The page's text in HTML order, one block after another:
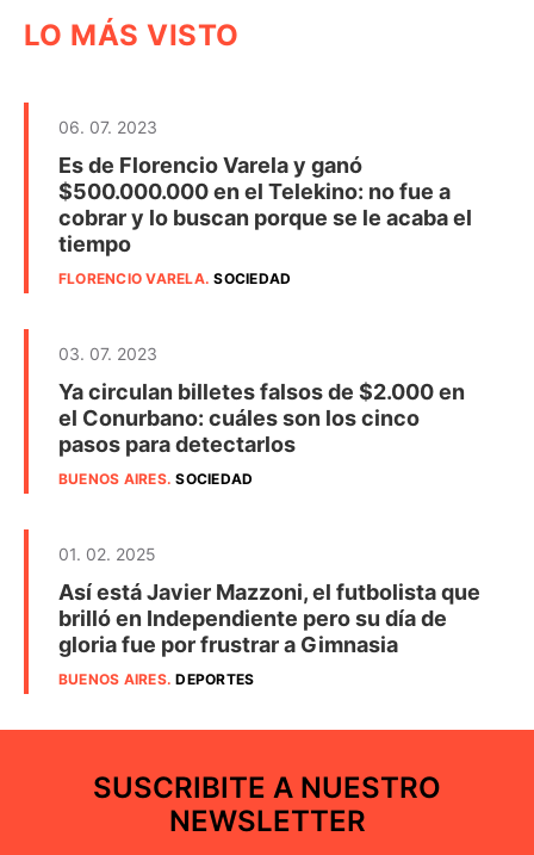
LO MÁS VISTO
06. 07. 2023
Es de Florencio Varela y ganó
$500.000.000 en el Telekino: no fue a
cobrar y lo buscan porque se le acaba el
tiempo
FLORENCIO VARELA.SOCIEDAD
03. 07. 2023
Ya circulan billetes falsos de $2.000 en
el Conurbano: cuáles son los cinco
pasos para detectarlos
BUENOS AIRES.SOCIEDAD
01. 02. 2025
Así está Javier Mazzoni, el futbolista que
brilló en Independiente pero su día de
gloria fue por frustrar a Gimnasia
BUENOS AIRES.DEPORTES
SUSCRIBITE A NUESTRO
NEWSLETTER